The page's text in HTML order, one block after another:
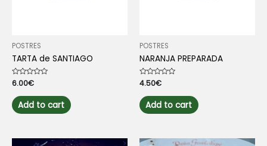
POSTRES
TARTA de SANTIAGO
Rated
0
out
of
5
6.00€
Add to cart
POSTRES
NARANJA PREPARADA
Rated
0
out
of
5
4.50€
Add to cart